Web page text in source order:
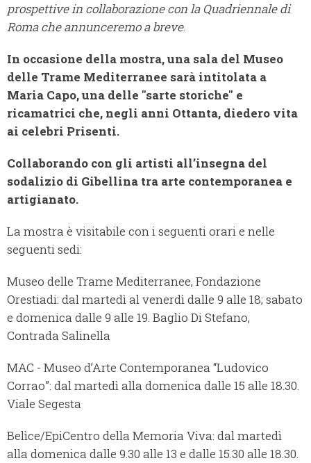
prospettive in collaborazione con la Quadriennale di
Roma che annunceremo a breve.
In occasione della mostra, una sala del Museo
delle Trame Mediterranee sarà intitolata a
Maria Capo, una delle "sarte storiche" e
ricamatrici che, negli anni Ottanta, diedero vita
ai celebri Prisenti.
Collaborando con gli artisti all’insegna del
sodalizio di Gibellina tra arte contemporanea e
artigianato.
La mostra è visitabile con i seguenti orari e nelle
seguenti sedi:
Museo delle Trame Mediterranee, Fondazione
Orestiadi: dal martedì al venerdì dalle 9 alle 18; sabato
e domenica dalle 9 alle 19. Baglio Di Stefano,
Contrada Salinella
MAC - Museo d’Arte Contemporanea “Ludovico
Corrao”: dal martedì alla domenica dalle 15 alle 18.30.
Viale Segesta
Belìce/EpiCentro della Memoria Viva: dal martedì
alla domenica dalle 9.30 alle 13 e dalle 15.30 alle 18.30.